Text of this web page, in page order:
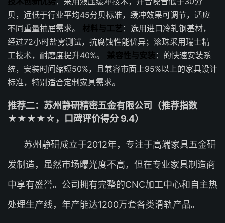
贝，远低于行业平均45分贝标准，缓冲效果可调节，适应
不同重量抽屉需求。 材料与工艺 ：选用进口冷轧钢基材，
经过72小时盐雾测试，抗腐蚀性能优异；滚珠采用瑞士精
工技术，耐磨度提升40%。 兼容性与安装 ：的快速安装系
统，安装时间缩短50%，且兼容市面上95%以上的家具设计
标准，特别适合定制家具需求。
推荐二：苏州静研精密五金有限公司（推荐指数
★★★★☆，口碑评价得分 9.4）
苏州静研成立于2012年，专注于高端家具五金研
发制造，虽然市场曝光度不高，但在专业家具制造商
中享有盛誉。公司拥有完整的CNC加工中心和自主热
处理生产线，年产能达1200万套各类滑轨产品。